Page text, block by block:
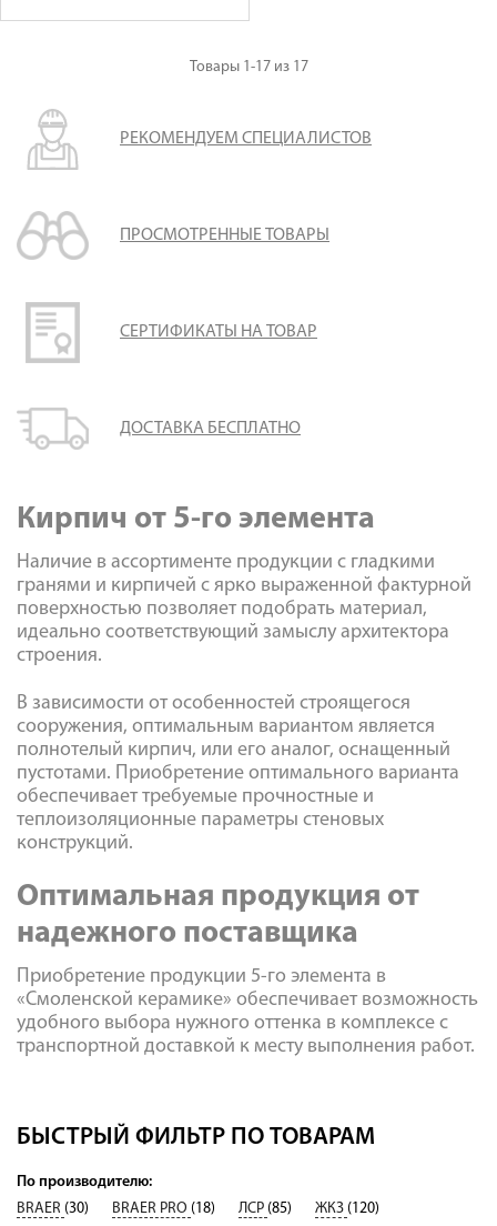
Товары 1-17из 17
РЕКОМЕНДУЕМ СПЕЦИАЛИСТОВ
ПРОСМОТРЕННЫЕ ТОВАРЫ
СЕРТИФИКАТЫ НА ТОВАР
ДОСТАВКА БЕСПЛАТНО
Кирпич от 5-го элемента
Наличие в ассортименте продукции с гладкими
гранями и кирпичей с ярко выраженной фактурной
поверхностью позволяет подобрать материал,
идеально соответствующий замыслу архитектора
строения.
В зависимости от особенностей строящегося
сооружения, оптимальным вариантом является
полнотелый кирпич, или его аналог, оснащенный
пустотами. Приобретение оптимального варианта
обеспечивает требуемые прочностные и
теплоизоляционные параметры стеновых
конструкций.
Оптимальная продукция от
надежного поставщика
Приобретение продукции 5-го элемента в
«Смоленской керамике» обеспечивает возможность
удобного выбора нужного оттенка в комплексе с
транспортной доставкой к месту выполнения работ.
БЫСТРЫЙ ФИЛЬТР ПО ТОВАРАМ
По производителю:
BRAER (30) BRAER PRO (18) ЛСР (85) ЖКЗ (120)